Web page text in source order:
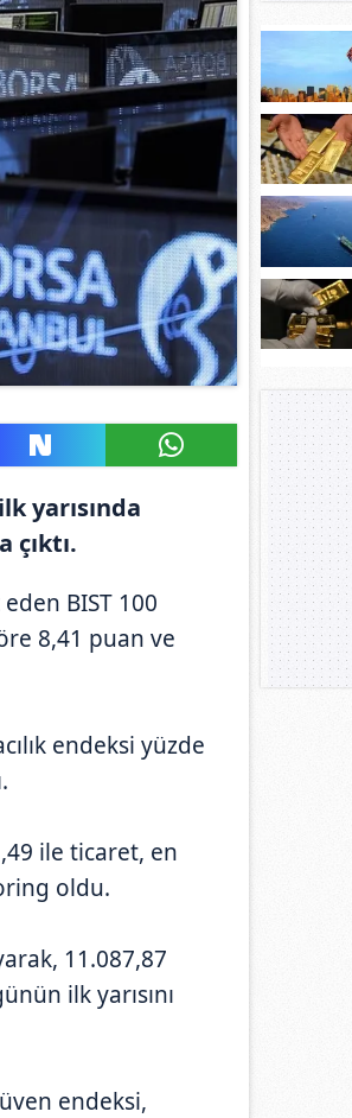
yarısında
çıktı.
BIST 100
8,41 puan ve
endeksi yüzde
ile ticaret, en
oldu.
11.087,87
ilk yarısını
endeksi,